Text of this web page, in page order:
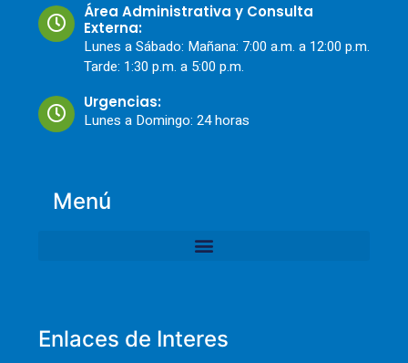
Área Administrativa y Consulta
Externa:
Lunes a Sábado: Mañana: 7:00 a.m. a 12:00 p.m.
Tarde: 1:30 p.m. a 5:00 p.m.
Urgencias:
Lunes a Domingo: 24 horas
Menú
Enlaces de Interes